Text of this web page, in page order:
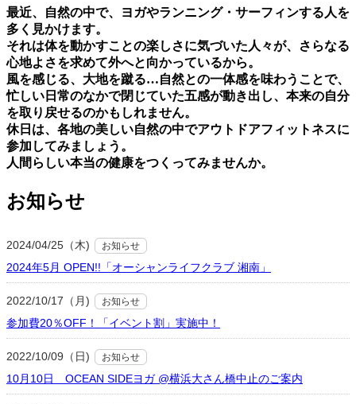
最近、⾃然の中で、ヨガやランニング・サーフィンする⼈を
多く⾒かけます。
それは体を動かすことの楽しさに気づいた⼈々が、さらなる
⼼地よさを求めて外へと向かっているから。
⾵を感じる、⼤地を蹴る…⾃然との⼀体感を味わうことで、
忙しい⽇常のなかで閉じていた五感が動き出し、本来の⾃分
を取り戻せるのかもしれません。
休⽇は、各地の美しい⾃然の中でアウトドアフィットネスに
参加してみましょう。
⼈間らしい本当の健康をつくってみませんか。
お知らせ
2024/04/25（木) お知らせ
2024年5月 OPEN!!「オーシャンライフクラブ 湘南」
2022/10/17（月) お知らせ
参加費20％OFF！「イベント割」実施中！
2022/10/09（日) お知らせ
10月10日 OCEAN SIDEヨガ @横浜大さん橋中止のご案内